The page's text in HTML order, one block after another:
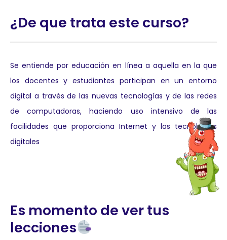
¿De que trata este curso?
Se entiende por educación en línea a aquella en la que
los docentes y estudiantes participan en un entorno
digital a través de las nuevas tecnologías y de las redes
de computadoras, haciendo uso intensivo de las
facilidades que proporciona Internet y las tecnologías
digitales
Es momento de ver tus
lecciones